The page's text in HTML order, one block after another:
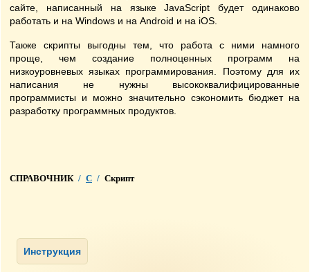
сайте, написанный на языке JavaScript будет одинаково
работать и на Windows и на Android и на iOS.
Также скрипты выгодны тем, что работа с ними намного
проще, чем создание полноценных программ на
низкоуровневых языках программирования. Поэтому для их
написания не нужны высококвалифицированные
программисты и можно значительно сэкономить бюджет на
разработку программных продуктов.
СПРАВОЧНИК / С / Скрипт